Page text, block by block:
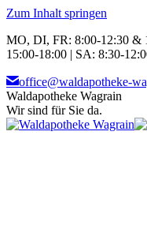
Zum Inhalt springen
MO, DI, FR: 8:00-12:30 &
15:00-18:00 | SA: 8:30-
office@waldapotheke-
Waldapotheke Wagrain
Wir sind für Sie da.